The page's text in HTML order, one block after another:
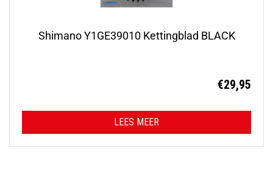
Shimano Y1GE39010 Kettingblad BLACK
€29,95
LEES MEER